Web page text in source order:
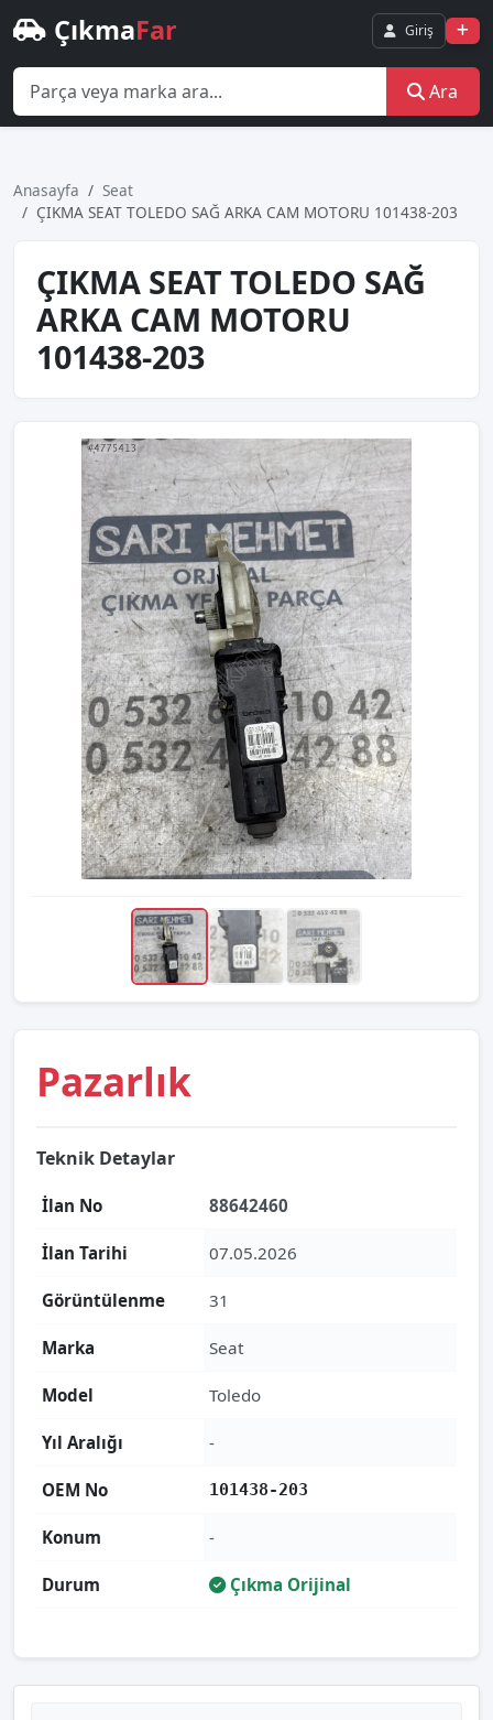
ÇıkmaFar Giriş
Ara
Anasayfa
Seat
ÇIKMA SEAT TOLEDO SAĞ ARKA CAM MOTORU 101438-203
ÇIKMA SEAT TOLEDO SAĞ
ARKA CAM MOTORU
101438-203
Pazarlık
Teknik Detaylar
İlan No 88642460
İlan Tarihi 07.05.2026
Görüntülenme 31
Marka Seat
Model Toledo
Yıl Aralığı -
OEM No 101438-203
Konum -
Durum Çıkma Orijinal